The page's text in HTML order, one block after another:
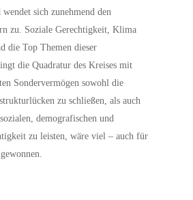
wendet sich zunehmend den
zu. Soziale Gerechtigkeit, Klima
die Top Themen dieser
die Quadratur des Kreises mit
Sondervermögen sowohl die
zu schließen, als auch
demografischen und
zu leisten, wäre viel – auch für